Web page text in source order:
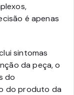
é apenas
sintomas
da peça, o
do
do produto da